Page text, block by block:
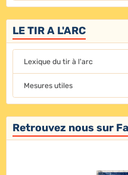
LE TIR A L'ARC
Lexique du tir à l'arc
Mesures utiles
Retrouvez nous sur